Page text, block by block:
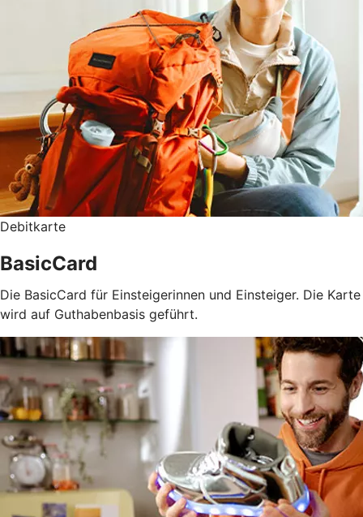
Debitkarte
BasicCard
Die BasicCard für Einsteigerinnen und Einsteiger. Die Karte
wird auf Guthabenbasis geführt.